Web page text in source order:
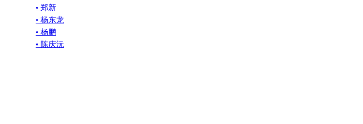
• 郑新
• 杨东龙
• 杨鹏
• 陈庆沅